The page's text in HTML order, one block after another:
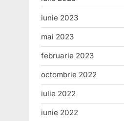
iunie 2023
mai 2023
februarie 2023
octombrie 2022
iulie 2022
iunie 2022